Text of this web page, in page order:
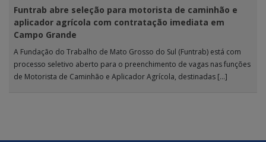
Funtrab abre seleção para motorista de caminhão e
aplicador agrícola com contratação imediata em
Campo Grande
A Fundação do Trabalho de Mato Grosso do Sul (Funtrab) está com
processo seletivo aberto para o preenchimento de vagas nas funções
de Motorista de Caminhão e Aplicador Agrícola, destinadas […]